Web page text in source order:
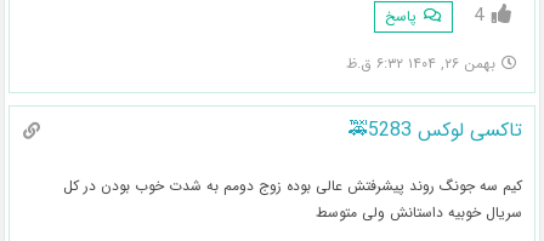
4 پاسخ
بهمن ۲۶, ۱۴۰۴ ۶:۳۲ ق.ظ
تاکسی لوکس 5283🚕
کیم سه جونگ روند پیشرفتش عالی بوده زوج دومم به شدت خوب بودن در کل
سریال خوبیه داستانش ولی متوسط